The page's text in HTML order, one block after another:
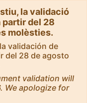
la validació
partir del 28
molèsties.
validación de
del 28 de agosto
validation will
We apologize for